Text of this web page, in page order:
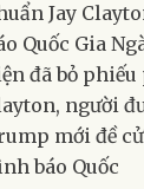
Thượng Viện
Hoa Kỳ &
Jay
Quốc Gia
đã bỏ phiếu